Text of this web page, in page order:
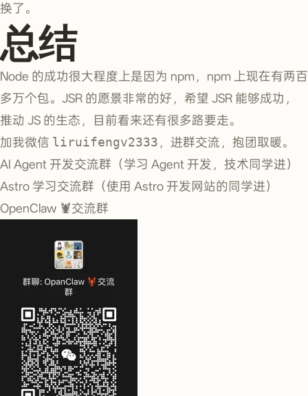
换了。
总结
Node 的成功很大程度上是因为 npm，npm 上现在有两百
多万个包。JSR 的愿景非常的好，希望 JSR 能够成功，
推动 JS 的生态，目前看来还有很多路要走。
加我微信 liruifengv2333 ，进群交流，抱团取暖。
AI Agent 开发交流群（学习 Agent 开发，技术同学进）
Astro 学习交流群（使用 Astro 开发网站的同学进）
OpenClaw 🦞交流群